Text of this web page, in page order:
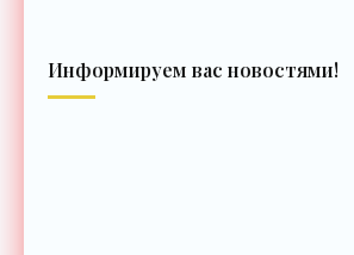
Информируем вас новостями!